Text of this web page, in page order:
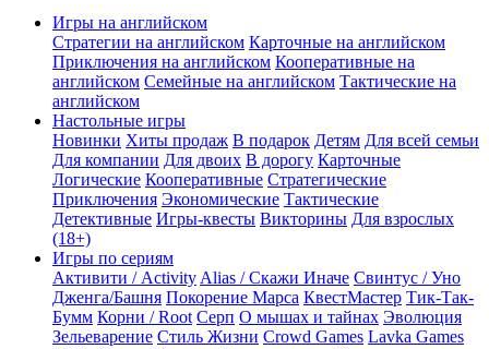
Игры на английском
Стратегии на английском Карточные на английском
Приключения на английском Кооперативные на
английском Семейные на английском Тактические на
английском
Настольные игры
Новинки Хиты продаж В подарок Детям Для всей семьи
Для компании Для двоих В дорогу Карточные
Логические Кооперативные Стратегические
Приключения Экономические Тактические
Детективные Игры-квесты Викторины Для взрослых
(18+)
Игры по сериям
Активити / Activity Alias / Скажи Иначе Свинтус / Уно
Дженга/Башня Покорение Марса КвестМастер Тик-Так-
Бумм Корни / Root Серп О мышах и тайнах Эволюция
Зельеварение Стиль Жизни Crowd Games Lavka Games